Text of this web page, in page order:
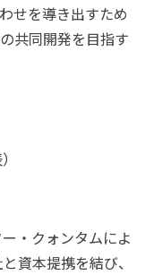
せを導き出すため
共同開発を目指す
・クォンタムによ
資本提携を結び、